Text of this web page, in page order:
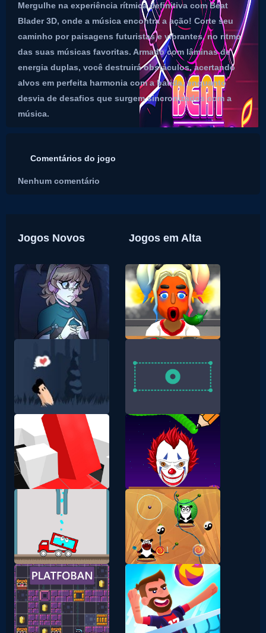
Mergulhe na experiência rítmica definitiva com Beat
Blader 3D, onde a música encontra a ação! Corte seu
caminho por paisagens futuristas e vibrantes, no ritmo
das suas músicas favoritas. Armado com lâminas de
energia duplas, você destruirá obstáculos, acertando
alvos em perfeita harmonia com a batida, enquanto
desvia de desafios que surgem sincronizados com a
música.
Comentários do jogo
Nenhum comentário
Jogos Novos Jogos em Alta